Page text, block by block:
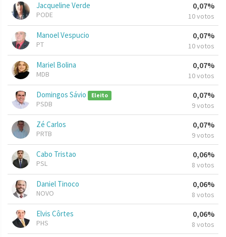
Jacqueline Verde
PODE
0,07%
10 votos
Manoel Vespucio
PT
0,07%
10 votos
Mariel Bolina
MDB
0,07%
10 votos
Domingos Sávio Eleito
PSDB
0,07%
9 votos
Zé Carlos
PRTB
0,07%
9 votos
Cabo Tristao
PSL
0,06%
8 votos
Daniel Tinoco
NOVO
0,06%
8 votos
Elvis Côrtes
PHS
0,06%
8 votos